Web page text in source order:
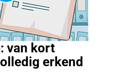
van kort
erkend